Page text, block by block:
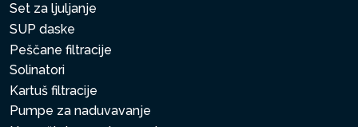
Set za ljuljanje
SUP daske
Peščane filtracije
Solinatori
Kartuš filtracije
Pumpe za naduvavanje